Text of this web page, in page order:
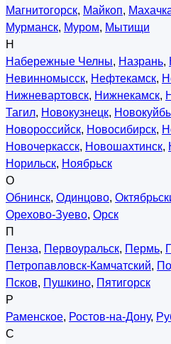
Магнитогорск, Майкоп,
Мурманск, Муром, Мытищи
Н
Набережные Челны, Назрань,
Невинномысск, Нефтекамск,
Нижневартовск, Нижнекамск,
Тагил, Новокузнецк,
Новороссийск, Новосибирск,
Новочеркасск, Новошахтинск,
Норильск, Ноябрьск
О
Обнинск, Одинцово,
Орехово-Зуево, Орск
П
Пенза, Первоуральск, Пермь,
Петропавловск-Камчатский,
Псков, Пушкино, Пятигорск
Р
Раменское, Ростов-на-Дону,
С